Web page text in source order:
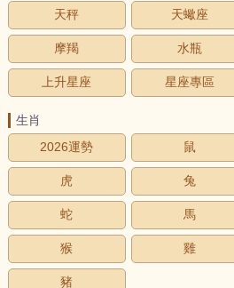
天秤 天蠍座
摩羯 水瓶
上升星座 星座專區
生肖
2026運勢
鼠
虎 兔
蛇 馬
猴 雞
豬